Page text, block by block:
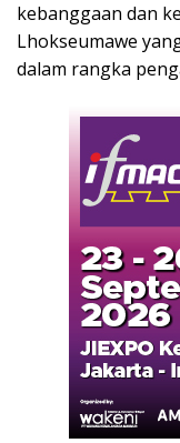
kebanggaan dan
Lhokseumawe
dalam rangka